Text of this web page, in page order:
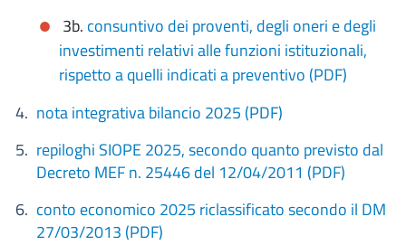
3b. consuntivo dei proventi, degli oneri e degli
investimenti relativi alle funzioni istituzionali,
rispetto a quelli indicati a preventivo (PDF)
nota integrativa bilancio 2025 (PDF)
repiloghi SIOPE 2025, secondo quanto previsto dal
Decreto MEF n. 25446 del 12/04/2011 (PDF)
conto economico 2025 riclassificato secondo il DM
27/03/2013 (PDF)